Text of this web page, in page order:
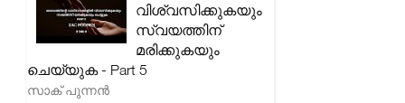
വിശ്വസിക്കുകയും
സ്വയത്തിന്
മരിക്കുകയും
ചെയ്യുക - Part 5
സാക് പുന്നൻ